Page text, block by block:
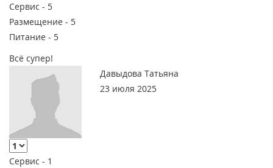
Сервис - 5
Размещение - 5
Питание - 5
Всё супер!
Давыдова Татьяна
23 июля 2025
Сервис - 1